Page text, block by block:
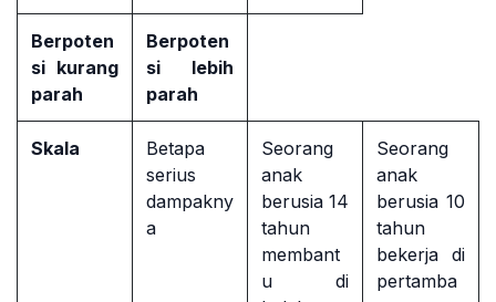
Berpoten
si kurang
parah
Berpoten
si lebih
parah
Skala
Betapa
serius
dampakny
a
Seorang
anak
berusia 14
tahun
membant
u di
Seorang
anak
berusia 10
tahun
bekerja di
pertamba